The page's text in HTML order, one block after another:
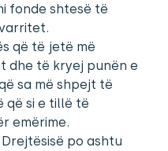
fonde shtesë të
që të jetë më
dhe të kryej punën e
sa më shpejt të
që si e tillë të
emërime.
Drejtësisë po ashtu